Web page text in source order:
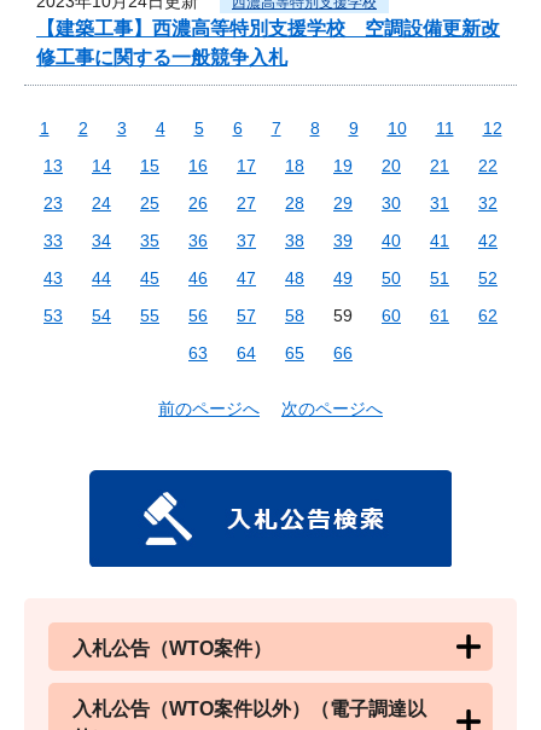
【建築工事】西濃高等特別支援学校 空調設備更新改
修工事に関する一般競争入札
1 2 3 4 5 6 7 8 9 10 11
12
13
14 15 16 17 18 19 20 21
22
23
24 25 26 27 28 29 30 31
32
33
34 35 36 37 38 39 40 41
42
43
44 45 46 47 48 49 50 51
52
53
54 55 56 57 58 59 60 61
62
63
64 65 66
前のページへ 次のページへ
入札公告（WTO案件）
入札公告（WTO案件以外）（電子調達以